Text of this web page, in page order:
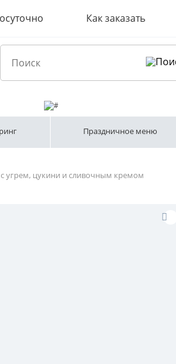
Как заказать
Праздничное меню
угрем, цукини и сливочным кремом